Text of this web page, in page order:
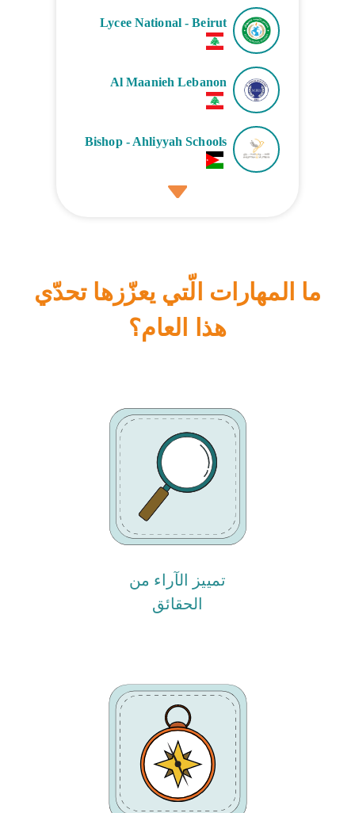
Lycee National - Beirut
Al Maanieh Lebanon
Bishop - Ahliyyah Schools
ما المهارات الّتي يعزّزها تحدّي
هذا العام؟
تمييز الآراء من
الحقائق